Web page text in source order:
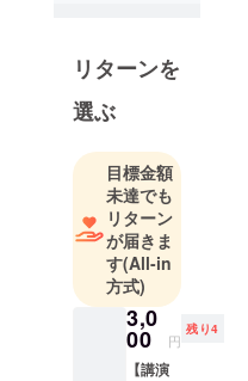
運営。
りを納品い
成から製品
化までして
出荷をして
います。
2019年5月、
会社員の傍
ら副業にて
リターンを
選ぶ
目標金額
未達でも
リターン
が届きま
す(All-in
方式)
3,0
00 円
残り4
【講演